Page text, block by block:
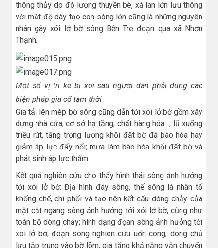
thông thủy do đó lượng thuyền bè, xà lan lớn lưu thông
với mật độ dày tạo con sóng lớn cũng là những nguyên
nhân gây xói lở bờ sông Bến Tre đoạn qua xã Nhơn
Thạnh.
Một số vị trí kè bị xói sâu người dân phải dùng các
biện pháp gia cố tạm thời
Gia tải lên mép bờ sông cũng dẫn tới xói lở bờ gồm xây
dựng nhà cửa, cơ sở hạ tầng, chất hàng hóa…; lũ xuống
triều rút, tăng trọng lượng khối đất bờ đã bão hòa hay
giảm áp lực đẩy nổi; mưa làm bão hòa khối đất bờ và
phát sinh áp lực thấm…
Kết quả nghiên cứu cho thấy hình thái sông ảnh hưởng
tới xói lở bờ: Địa hình đáy sông, thế sông là nhân tố
khống chế, chi phối và tạo nên kết cấu dòng chảy của
mặt cắt ngang sông ảnh hưởng tới xói lở bờ, cũng như
toàn bộ dòng chảy; hình dạng đọan sông ảnh hưởng tới
xói lở bờ, đoạn sông nghiên cứu uốn cong, dòng chủ
lưu tập trung vào bờ lõm, gia tăng khả năng vận chuyển